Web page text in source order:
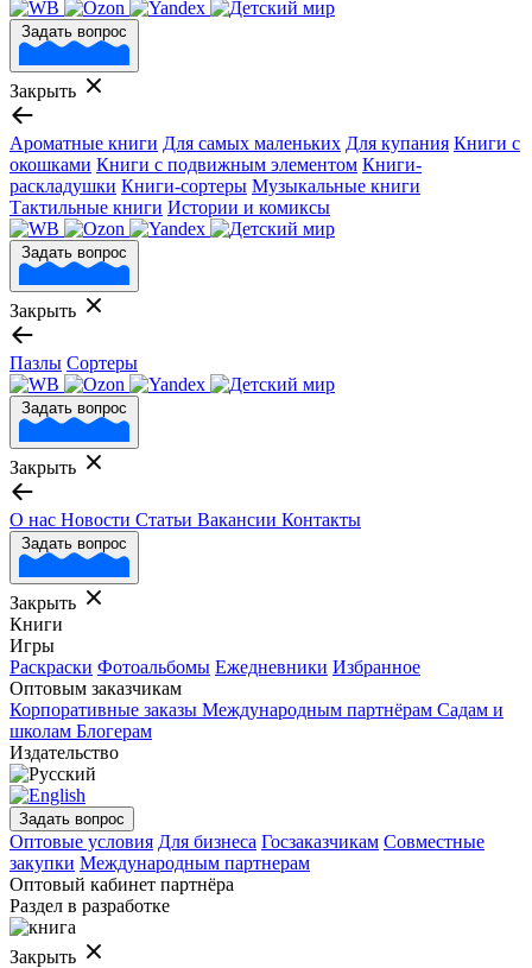
Задать вопрос
Закрыть
Ароматные книги Для самых маленьких Для купания Книги с
окошками Книги с подвижным элементом Книги-
раскладушки Книги-сортеры Музыкальные книги
Тактильные книги Истории и комиксы
Задать вопрос
Закрыть
Пазлы Сортеры
Задать вопрос
Закрыть
О нас Новости Статьи Вакансии Контакты
Задать вопрос
Закрыть
Книги
Игры
Раскраски Фотоальбомы Ежедневники Избранное
Оптовым заказчикам
Корпоративные заказы Международным партнёрам Садам и
школам Блогерам
Издательство
Задать вопрос
Оптовые условия Для бизнеса Госзаказчикам Совместные
закупки Международным партнерам
Оптовый кабинет партнёра
Раздел в разработке
Закрыть